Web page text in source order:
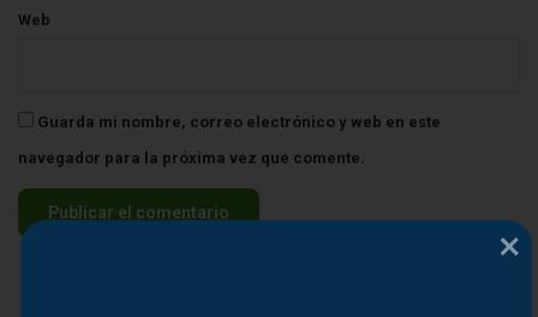
Web
Guarda mi nombre, correo electrónico y web en este
navegador para la próxima vez que comente.